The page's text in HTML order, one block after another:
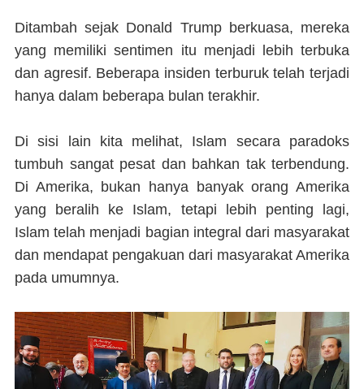
Ditambah sejak Donald Trump berkuasa, mereka
yang memiliki sentimen itu menjadi lebih terbuka
dan agresif. Beberapa insiden terburuk telah terjadi
hanya dalam beberapa bulan terakhir.
Di sisi lain kita melihat, Islam secara paradoks
tumbuh sangat pesat dan bahkan tak terbendung.
Di Amerika, bukan hanya banyak orang Amerika
yang beralih ke Islam, tetapi lebih penting lagi,
Islam telah menjadi bagian integral dari masyarakat
dan mendapat pengakuan dari masyarakat Amerika
pada umumnya.